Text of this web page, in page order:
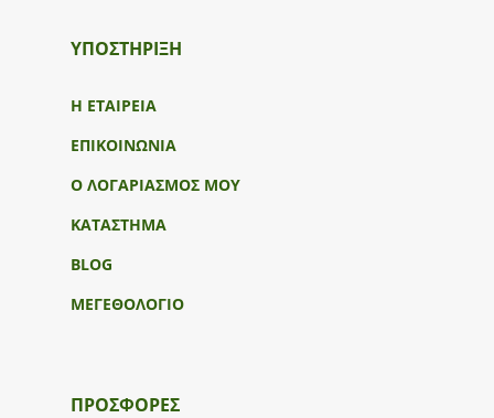
ΥΠΟΣΤΉΡΙΞΗ
Η ΕΤΑΙΡΕΙΑ
ΕΠΙΚΟΙΝΩΝΙΑ
Ο ΛΟΓΑΡΙΑΣΜΟΣ ΜΟΥ
ΚΑΤΑΣΤΗΜΑ
BLOG
ΜΕΓΕΘΟΛΟΓΙΟ
ΠΡΟΣΦΟΡΕΣ